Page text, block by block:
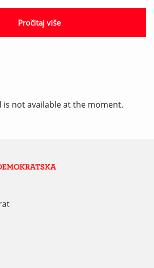
is not available at the moment.
Pročitaj više